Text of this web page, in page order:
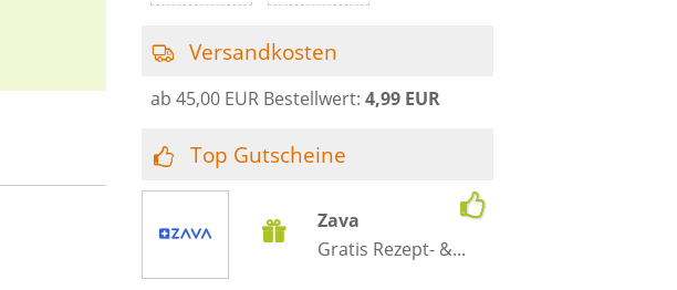
Versandkosten
ab 45,00 EUR Bestellwert: 4,99 EUR
Top Gutscheine
Zava
Gratis Rezept- &...